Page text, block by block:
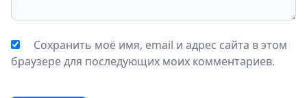
Сохранить моё имя, email и адрес сайта в этом
браузере для последующих моих комментариев.